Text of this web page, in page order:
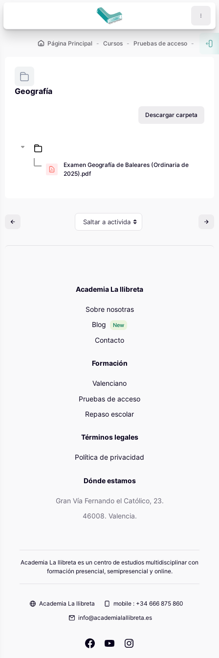
Página Principal Cursos Pruebas de acceso PAU -
Geografía
Descargar carpeta
Examen Geografía de Baleares (Ordinaria de
2025).pdf
Saltar a actividad
Academia La llibreta
Sobre nosotras
Blog
New
Contacto
Formación
Valenciano
Pruebas de acceso
Repaso escolar
Términos legales
Política de privacidad
Dónde estamos
Gran Vía Fernando el Católico, 23.
46008. Valencia.
Academia La llibreta es un centro de estudios multidisciplinar con
formación presencial, semipresencial y online.
Academia La llibreta
mobile : +34 666 875 860
info@academialallibreta.es